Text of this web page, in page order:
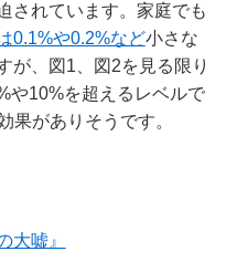
されています。家庭でも
0.1%や0.2%など小さな
が、図1、図2を見る限り
や10%を超えるレベルで
果がありそうです。
大嘘』